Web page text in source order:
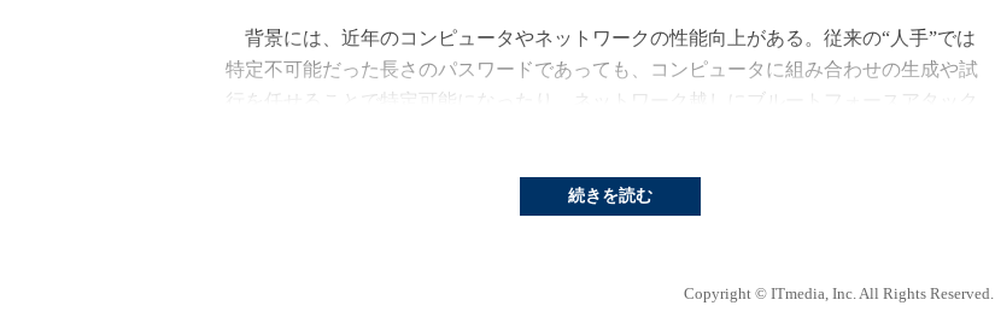
背景には、近年のコンピュータやネットワークの性能向上がある。従来の“人手”では
特定不可能だった長さのパスワードであっても、コンピュータに組み合わせの生成や試
行を任せることで特定可能になったり、ネットワーク越しにブルートフォースアタック
しかし、パスワード長が極端に長かったり、使用される文字種類が多かったりする場
合は、コストをある程度かけた高性能のコンピュータであっても特定するためには非常
このため、本手法への対策としては、短いパスワードを設定できなくすること、パス
続きを読む
Copyright © ITmedia, Inc. All Rights Reserved.